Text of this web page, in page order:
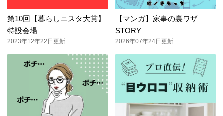
第10回【暮らしニスタ大賞】
特設会場
2023年12年22日更新
【マンガ】家事の裏ワザ
STORY
2026年07年24日更新